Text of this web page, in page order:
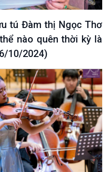
tú Đàm thị Ngọc Thơ
nào quên thời kỳ là
10/2024)